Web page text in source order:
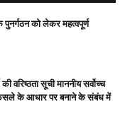
को लेकर महत्वपूर्ण
वरिष्ठता सूची माननीय सर्वोच्च
फैसले के आधार पर बनाने के संबंध में